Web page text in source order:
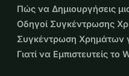
Πώς να Δημιουργήσεις
Οδηγοί Συγκέντρωσης
Συγκέντρωση Χρημάτων
Γιατί να Εμπιστευτείς το